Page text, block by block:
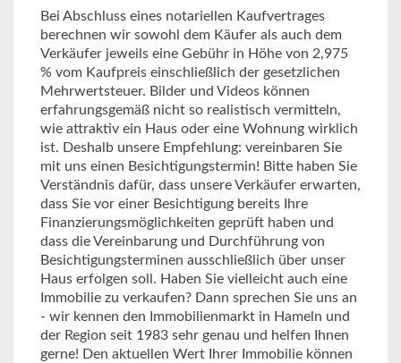
Bei Abschluss eines notariellen Kaufvertrages
berechnen wir sowohl dem Käufer als auch dem
Verkäufer jeweils eine Gebühr in Höhe von 2,975
% vom Kaufpreis einschließlich der gesetzlichen
Mehrwertsteuer. Bilder und Videos können
erfahrungsgemäß nicht so realistisch vermitteln,
wie attraktiv ein Haus oder eine Wohnung wirklich
ist. Deshalb unsere Empfehlung: vereinbaren Sie
mit uns einen Besichtigungstermin! Bitte haben Sie
Verständnis dafür, dass unsere Verkäufer erwarten,
dass Sie vor einer Besichtigung bereits Ihre
Finanzierungsmöglichkeiten geprüft haben und
dass die Vereinbarung und Durchführung von
Besichtigungsterminen ausschließlich über unser
Haus erfolgen soll. Haben Sie vielleicht auch eine
Immobilie zu verkaufen? Dann sprechen Sie uns an
- wir kennen den Immobilienmarkt in Hameln und
der Region seit 1983 sehr genau und helfen Ihnen
gerne! Den aktuellen Wert Ihrer Immobilie können